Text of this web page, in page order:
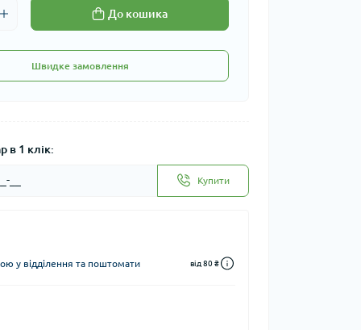
До кошика
Швидке замовлення
в 1 клік:
Купити
у відділення та поштомати від 80 ₴